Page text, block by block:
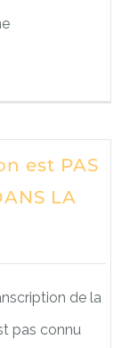
est PAS
LA
de la
pas connu